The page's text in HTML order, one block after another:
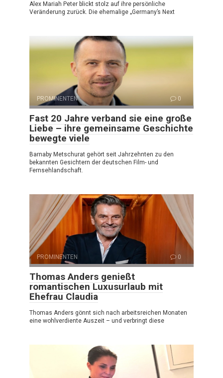
Alex Mariah Peter blickt stolz auf ihre persönliche
Veränderung zurück. Die ehemalige „Germany’s Next
PROMINENTEN 0
Fast 20 Jahre verband sie eine große
Liebe – ihre gemeinsame Geschichte
bewegte viele
Barnaby Metschurat gehört seit Jahrzehnten zu den
bekannten Gesichtern der deutschen Film- und
Fernsehlandschaft.
PROMINENTEN 0
Thomas Anders genießt
romantischen Luxusurlaub mit
Ehefrau Claudia
Thomas Anders gönnt sich nach arbeitsreichen Monaten
eine wohlverdiente Auszeit – und verbringt diese